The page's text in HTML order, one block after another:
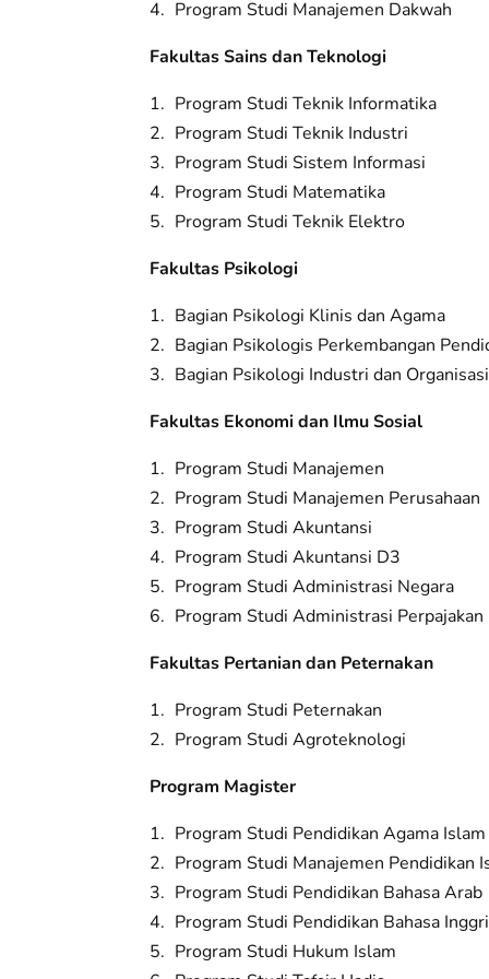
Program Studi Manajemen Dakwah
Fakultas Sains dan Teknologi
Program Studi Teknik Informatika
Program Studi Teknik Industri
Program Studi Sistem Informasi
Program Studi Matematika
Program Studi Teknik Elektro
Fakultas Psikologi
Bagian Psikologi Klinis dan Agama
Bagian Psikologis Perkembangan
Bagian Psikologi Industri dan Organisasi
Fakultas Ekonomi dan Ilmu Sosial
Program Studi Manajemen
Program Studi Manajemen Perusahaan
Program Studi Akuntansi
Program Studi Akuntansi D3
Program Studi Administrasi Negara
Program Studi Administrasi Perpajakan
Fakultas Pertanian dan Peternakan
Program Studi Peternakan
Program Studi Agroteknologi
Program Magister
Program Studi Pendidikan Agama Islam
Program Studi Manajemen Pendidikan
Program Studi Pendidikan Bahasa Arab
Program Studi Pendidikan Bahasa
Program Studi Hukum Islam